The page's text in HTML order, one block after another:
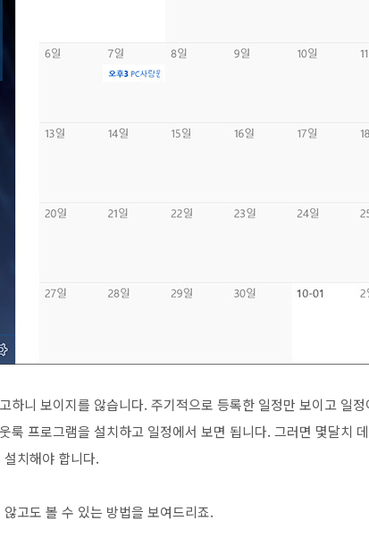
하니 보이지를 않습니다. 주기적으로 등록한 일정만 보이고 일
룩 프로그램을 설치하고 일정에서 보면 됩니다. 그러면 몇달치
치해야 합니다.
고도 볼 수 있는 방법을 보여드리죠.